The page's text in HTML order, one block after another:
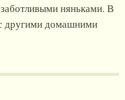
няньками. В
другими домашними